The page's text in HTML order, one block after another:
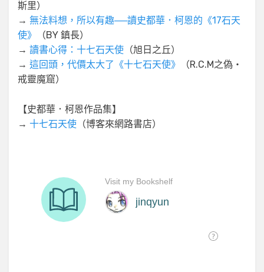
斯里）
→ 無法料想，所以有趣──讀史都華．柯恩的《17石天
使》
（BY 鎮長）
→ 讀書心得：十七石天使 （旭日之丘）
→ 這回頭，代價太大了《十七石天使》
（R.C.M之偽‧
戒靈魔窟）
【史都華．柯恩作品集】
→ 十七石天使 （博客來網路書店）